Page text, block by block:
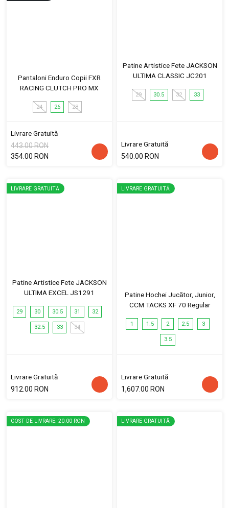
Pantaloni Enduro Copii FXR
RACING CLUTCH PRO MX
24 26 28
Livrare Gratuită
443.00 RON
354.00 RON
Patine Artistice Fete JACKSON
ULTIMA CLASSIC JC201
29 30.5 32 33
Livrare Gratuită
540.00 RON
LIVRARE GRATUITĂ
Patine Artistice Fete JACKSON
ULTIMA EXCEL JS1291
29 30 30.5 31 32
32.5 33 34
Livrare Gratuită
912.00 RON
LIVRARE GRATUITĂ
Patine Hochei Jucător, Junior,
CCM TACKS XF 70 Regular
1 1.5 2 2.5 3
3.5
Livrare Gratuită
1,607.00 RON
COST DE LIVRARE: 20.00 RON LIVRARE GRATUITĂ